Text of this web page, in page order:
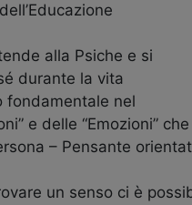
alla Psiche e si
durante la vita
fondamentale nel
e delle “Emozioni”
– Pensante
un senso ci è